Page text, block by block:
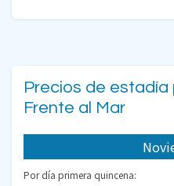
Precios de estadía
Frente al Mar
Por día primera quincena: